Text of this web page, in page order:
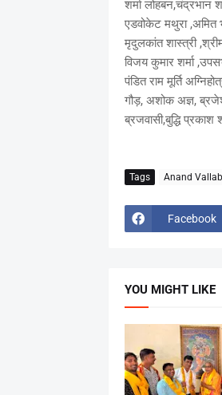
शर्मा लोहबन,चंद्रभान
एडवोकेट मथुरा ,अमित
मृदुलकांत शास्त्री
विजय कुमार शर्मा
पंडित राम मूर्ति
गौड़, अशोक अज्ञ, ब्रजेश
ब्रजवासी,बुद्धि
Tags Anand
Facebook
YOU MIGHT LIKE